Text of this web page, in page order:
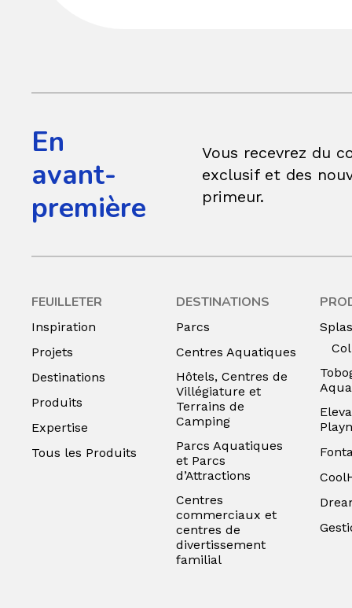
En
avant-
première
Vous recevrez du
exclusif et des
primeur.
FEUILLETER
Inspiration
Projets
Destinations
Produits
Expertise
Tous les Produits
DESTINATIONS
Parcs
Centres Aquatiques
Hôtels, Centres de
Villégiature et
Terrains de
Camping
Parcs Aquatiques
et Parcs
d’Attractions
Centres
commerciaux et
centres de
divertissement
familial